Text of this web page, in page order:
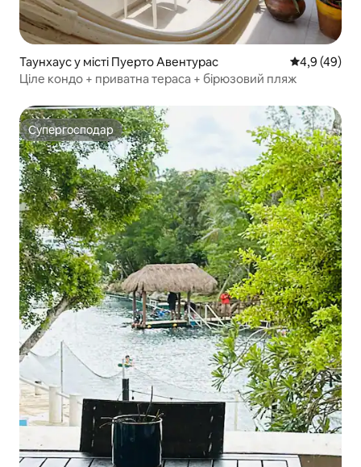
Таунхаус у місті Пуерто Авентурас Середня
4,9 (49)
Ціле кондо + приватна тераса + бірюзовий пляж
Супергосподар
Супергосподар